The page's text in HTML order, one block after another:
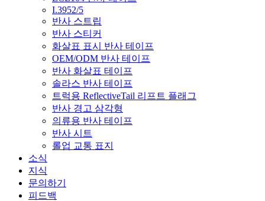
I.3952/5
반사 스트립
반사 스티커
화살표 표시 반사 테이프
OEM/ODM 반사 테이프
반사 화살표 테이프
솔라스 반사 테이프
트럭용 ReflectiveTail 리프트 플래그
반사 경고 삼각형
의류용 반사 테이프
반사 시트
롤업 교통 표지
소식
지식
문의하기
피드백